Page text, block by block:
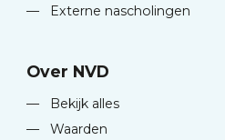
—
Externe nascholingen
Over NVD
—
Bekijk alles
—
Waarden